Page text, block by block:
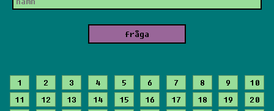
1 2 3 4 5 6 7 8 9
10
11
12 13 14 15 16 17 18 19
20